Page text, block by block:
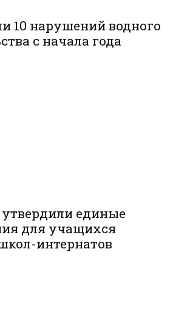
10 нарушений водного
с начала года
утвердили единые
для учащихся
интернатов